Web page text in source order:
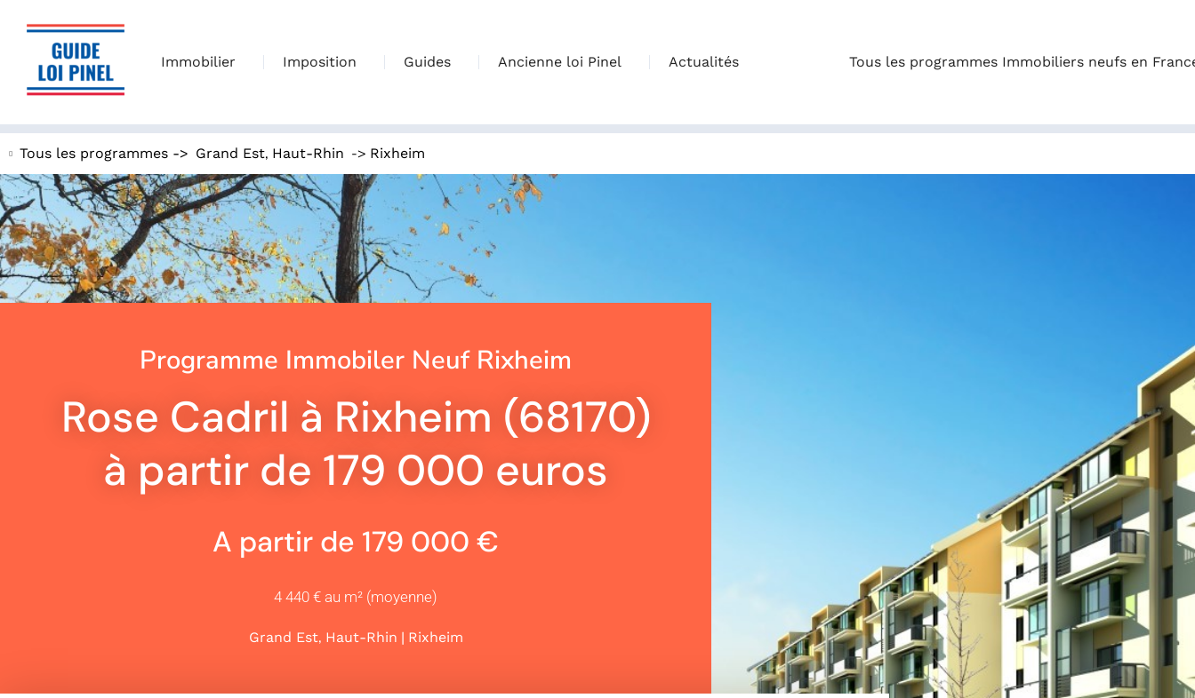
Immobilier Imposition Guides Ancienne loi Pinel Actualités Tous les programmes Immobiliers neufs en
Tous les programmes -> Grand Est, Haut-Rhin -> Rixheim
Programme Immobiler Neuf Rixheim
Rose Cadril à Rixheim (68170)
à partir de 179 000 euros
A partir de 179 000 €
4 440 € au m² (moyenne)
Grand Est, Haut-Rhin | Rixheim